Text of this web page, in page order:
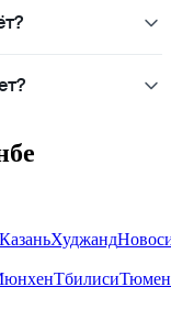
КазаньХуджанд
Тбилиси